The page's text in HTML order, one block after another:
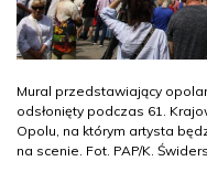
Mural przedstawiający
odsłonięty podczas 61.
Opolu, na którym artysta
na scenie. Fot. PAP/K.